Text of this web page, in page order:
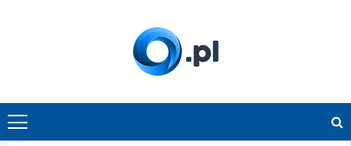
O.pl